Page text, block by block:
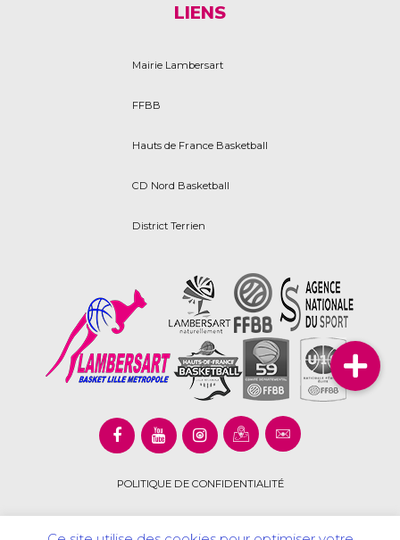
LIENS
Mairie Lambersart
FFBB
Hauts de France Basketball
CD Nord Basketball
District Terrien
POLITIQUE DE CONFIDENTIALITÉ